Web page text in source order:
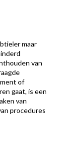
maar
van
of
gaat, is een
van
procedures